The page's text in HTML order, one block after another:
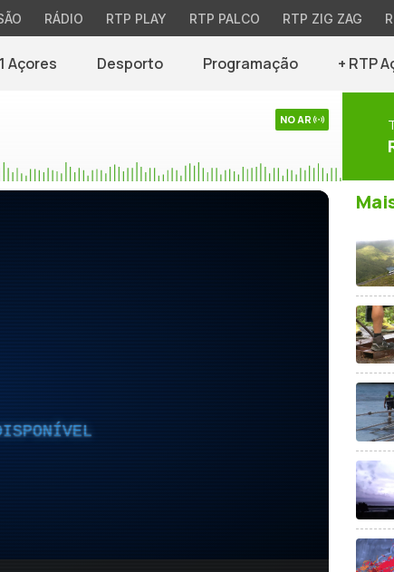
RÁDIO RTP PLAY RTP PALCO RTP ZIG ZAG
Açores Desporto Programação + RTP
NO AR